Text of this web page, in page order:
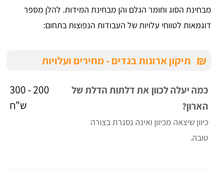
מבחינת הסוג וחומר הגלם והן מבחינת המידות. להלן מספר
דוגמאות לטווחי עלויות של העבודות הנפוצות בתחום:
₪ תיקון ארונות בגדים - מחירים ועלויות
כמה יעלה לכוון את דלתות הדלת של
הארון?
כיוון שיצאה מכיוון ואינה נסגרת בצורה
טובה.
200 - 300
ש"ח